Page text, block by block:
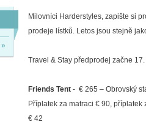
»
Milovníci Harderstyles, zapište si
prodeje lístků. Letos jsou stejně
Travel & Stay předprodej začne
Friends Tent - € 265 – Obrovský
Příplatek za matraci € 90,
€ 42